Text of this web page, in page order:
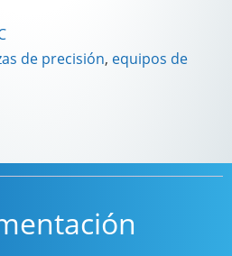
de precisión, equipos de